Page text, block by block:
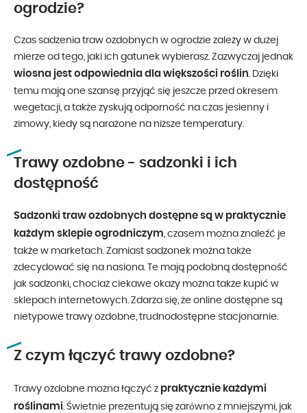
ogrodzie?
Czas sadzenia traw ozdobnych w ogrodzie zależy w dużej
mierze od tego, jaki ich gatunek wybierasz. Zazwyczaj jednak
wiosna jest odpowiednia dla większości roślin. Dzięki
temu mają one szansę przyjąć się jeszcze przed okresem
wegetacji, a także zyskują odporność na czas jesienny i
zimowy, kiedy są narażone na niższe temperatury.
Trawy ozdobne - sadzonki i ich
dostępność
Sadzonki traw ozdobnych dostępne są w praktycznie
każdym sklepie ogrodniczym, czasem można znaleźć je
także w marketach. Zamiast sadzonek można także
zdecydować się na nasiona. Te mają podobną dostępność
jak sadzonki, chociaż ciekawe okazy można także kupić w
sklepach internetowych. Zdarza się, że online dostępne są
nietypowe trawy ozdobne, trudnodostępne stacjonarnie.
Z czym łączyć trawy ozdobne?
Trawy ozdobne można łączyć z praktycznie każdymi
roślinami. Świetnie prezentują się zarówno z mniejszymi, jak